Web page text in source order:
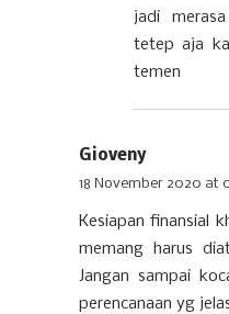
jadi
tetep aja
temen
Gioveny
18 November 2020 at
Kesiapan finansial
memang harus
Jangan sampai
perencanaan yg